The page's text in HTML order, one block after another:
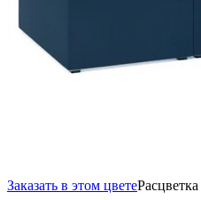
Заказать в этом цветеРасцветка